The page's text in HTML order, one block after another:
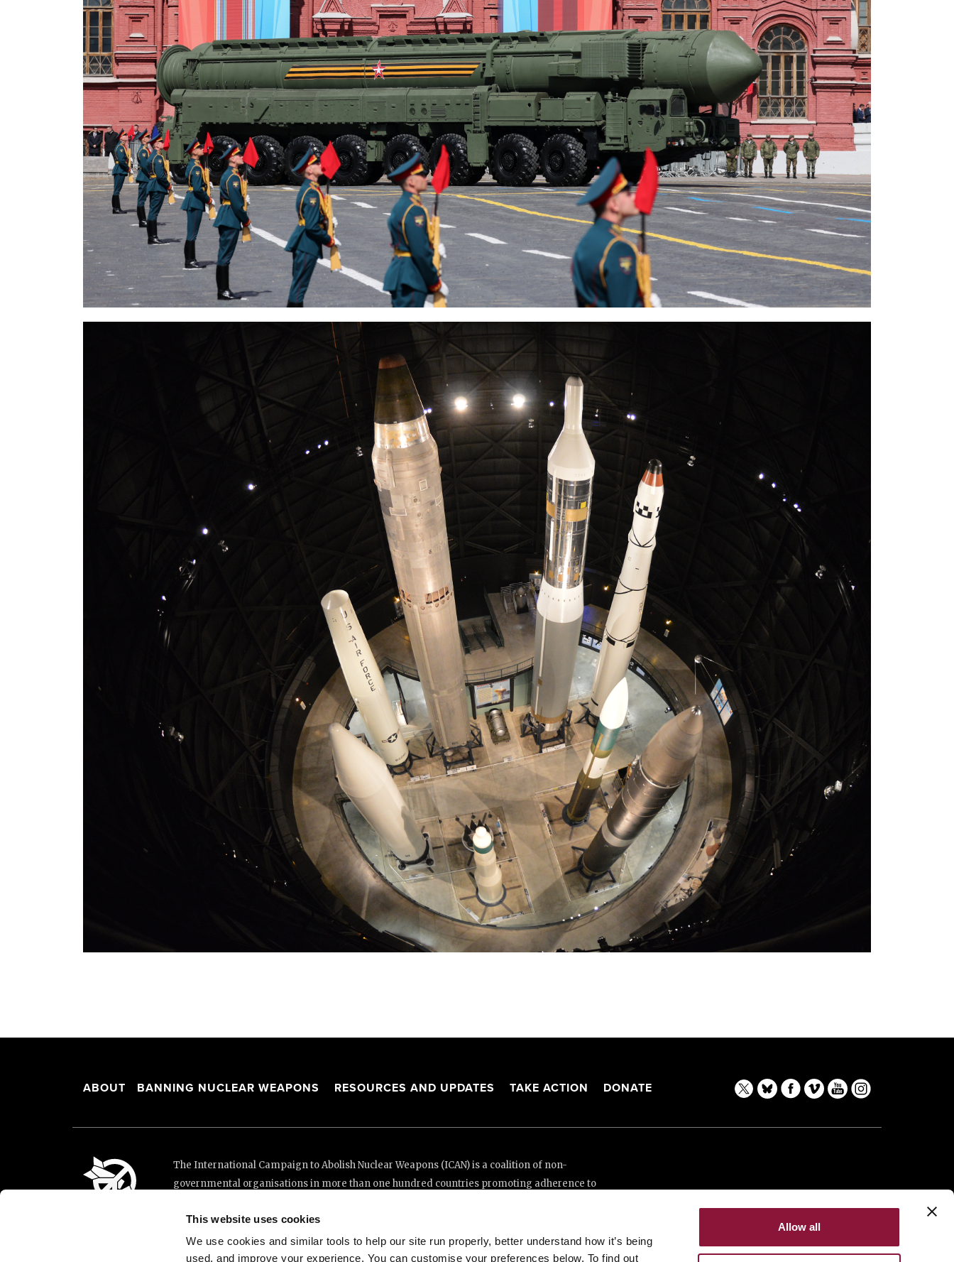
This website uses cookies
We use cookies and similar tools to help our site run properly, better understand how it’s being
used, and improve your experience. You can customise your preferences below. To find out
Allow all
ABOUT BANNING NUCLEAR WEAPONS RESOURCES AND UPDATES TAKE ACTION DONATE
The International Campaign to Abolish Nuclear Weapons (ICAN) is a coalition of non-
governmental organisations in more than one hundred countries promoting adherence to
This website was made possible thanks to the generous support of New Zealand and Swiss
Loterie Romande.